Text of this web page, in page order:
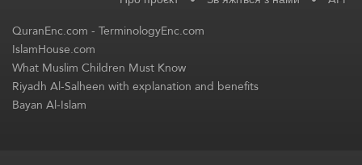
QuranEnc.com-TerminologyEnc.com
IslamHouse.com
What Muslim Children Must Know
Riyadh Al-Salheen with explanation and benefits
Bayan Al-Islam